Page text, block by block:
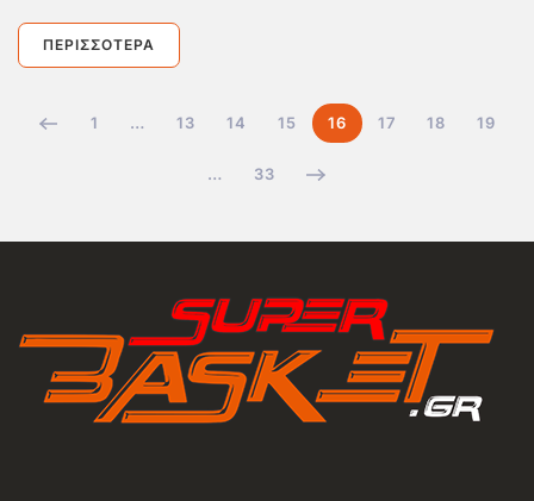
ΠΕΡΙΣΣΌΤΕΡΑ
1 … 13 14 15 16 17 18 19
… 33